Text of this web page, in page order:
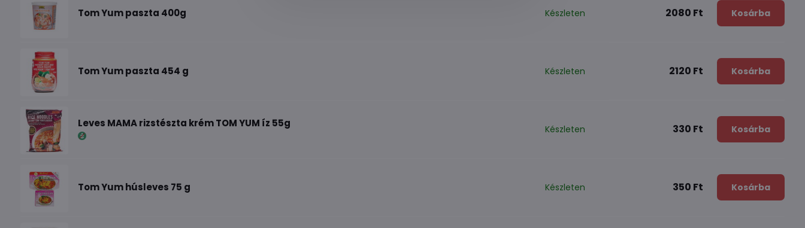
Tom Yum paszta 400g Készleten 2080 Ft Kosárba
Tom Yum paszta 454 g Készleten 2120 Ft Kosárba
Leves MAMA rizstészta krém TOM YUM íz 55g Készleten 330 Ft Kosárba
Tom Yum húsleves 75 g Készleten 350 Ft Kosárba